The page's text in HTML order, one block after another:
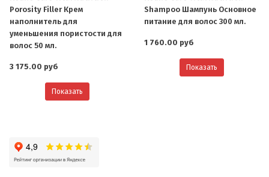
Porosity Filler Крем
наполнитель для
уменьшения пористости для
волос 50 мл.
3 175.00 руб
Показать
Shampoo Шампунь Основное
питание для волос 300 мл.
1 760.00 руб
Показать